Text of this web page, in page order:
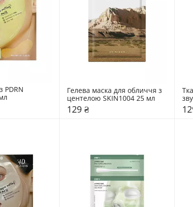
PDRN
Гелева маска для обличчя з
центелою SKIN1004 25 мл
129 ₴
мл